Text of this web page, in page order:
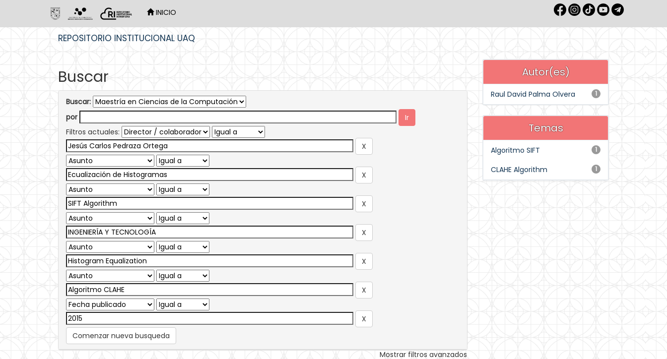
INICIO
REPOSITORIO INSTITUCIONAL UAQ
Buscar
Buscar:
por
Filtros actuales:
Comenzar nueva busqueda
Mostrar filtros avanzados
Autor(es)
1
Raul David Palma Olvera
Temas
1
Algoritmo SIFT
1
CLAHE Algorithm